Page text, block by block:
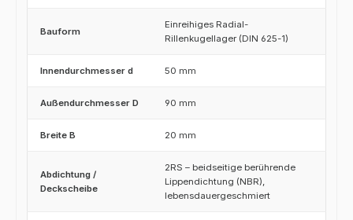
Bauform
Einreihiges Radial-
Rillenkugellager (DIN 625-1)
Innendurchmesser d 50 mm
Außendurchmesser D 90 mm
Breite B 20 mm
Abdichtung /
Deckscheibe
2RS – beidseitige berührende
Lippendichtung (NBR),
lebensdauergeschmiert